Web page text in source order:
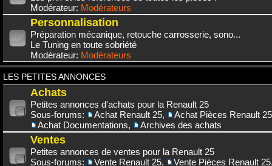
Modérateur: Modérateurs
Personnalisation
Préparation mécanique, retouche carrosserie, sono...
Le Tuning en toute sobriété
Modérateur: Modérateurs
LES PETITES ANNONCES
Achats
Petites annonces d'achats pour la Renault 25
Sous-forums:
Achat Renault 25,
Achat Pièces Renault 25
Achat Documentations, Archives des achats
Ventes
Petites annonces de ventes pour la Renault 25
Sous-forums:
Vente Renault 25, Vente Pièces Renault 25